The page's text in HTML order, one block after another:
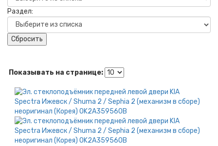
Раздел:
Сбросить
Показывать на странице: